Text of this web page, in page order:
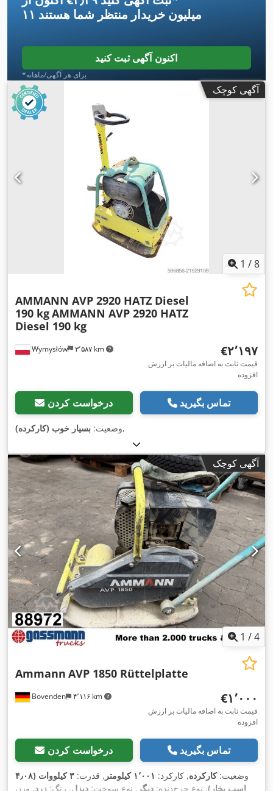
۱۱ میلیون خریدار منتظر شما هستند
اکنون آگهی ثبت کنید
*برای هر آگهی/ماهانه
آگهی کوچک
1 /8
Wymysłów ۳٬۵۸۷ km
AMMANN AVP 2920 HATZ Diesel
190 kgAMMANN AVP 2920 HATZ
Diesel 190 kg
‎€۲٬۱۹۷
قیمت ثابت به اضافه مالیات بر ارزش
افزوده
درخواست کردن تماس بگیرید
وضعیت: بسیار خوب (کارکرده) ,
آگهی کوچک
1 /4
Bovenden ۴٬۱۱۶ km
Ammann AVP 1850 Rüttelplatte
‎€۱٬۰۰۰
قیمت ثابت به اضافه مالیات بر ارزش
افزوده
درخواست کردن تماس بگیرید
وضعیت:کارکرده, کارکرد: ۱٬۰۰۱ کیلومتر , قدرت:
۳ کیلووات (۴٫۰۸
اسب بخار), نوع چرخ‌دنده: دیگر , نوع سوخت: دیزل, رنگ: زرد, وزن